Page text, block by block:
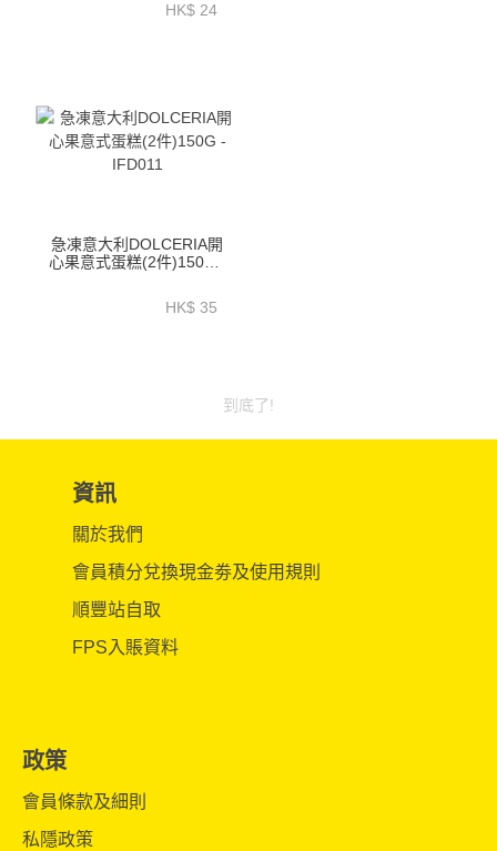
HK$ 24
急凍意大利DOLCERIA開
心果意式蛋糕(2件)150G -
HK$ 35
到底了!
資訊
關於我們
會員積分兌換現金劵及使用規則
順豐站自取
FPS入賬資料
政策
會員條款及細則
私隱政策